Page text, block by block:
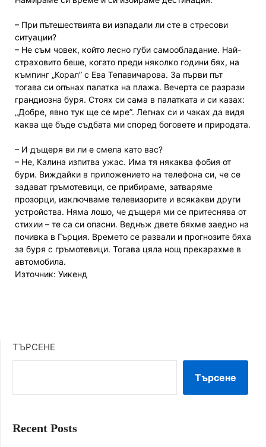
– При пътешествията ви изпадали ли сте в стресови
ситуации?
– Не съм човек, който лесно губи самообладание. Най-
страховито беше, когато преди няколко години бях, на
къмпинг „Корал” с Ева Тепавичарова. За първи път
тогава си опънах палатка на плажа. Вечерта се разрази
грандиозна буря. Стоях си сама в палатката и си казах:
„Добре, явно тук ще се мре”. Легнах си и чаках да видя
каква ще бъде съдбата ми според боговете и природата.
– И дъщеря ви ли е смела като вас?
– Не, Калина изпитва ужас. Има тя някаква фобия от
бури. Виждайки в приложението на телефона си, че се
задават гръмотевици, се прибираме, затваряме
прозорци, изключваме телевизорите и всякакви други
устройства. Няма лошо, че дъщеря ми се притеснява от
стихии – те са си опасни. Веднъж двете бяхме заедно на
почивка в Гърция. Времето се развали и прогнозите бяха
за буря с гръмотевици. Тогава цяла нощ прекарахме в
автомобила.
Източник: Уикенд
ТЪРСЕНЕ
Търсене
Recent Posts